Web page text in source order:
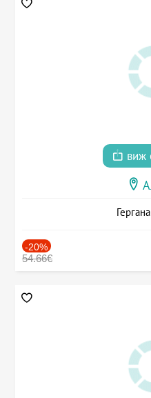
виж
-20%
54.66€